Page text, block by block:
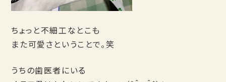
ちょっと不細工なとこも
また可愛さということで。笑
うちの歯医者にいる